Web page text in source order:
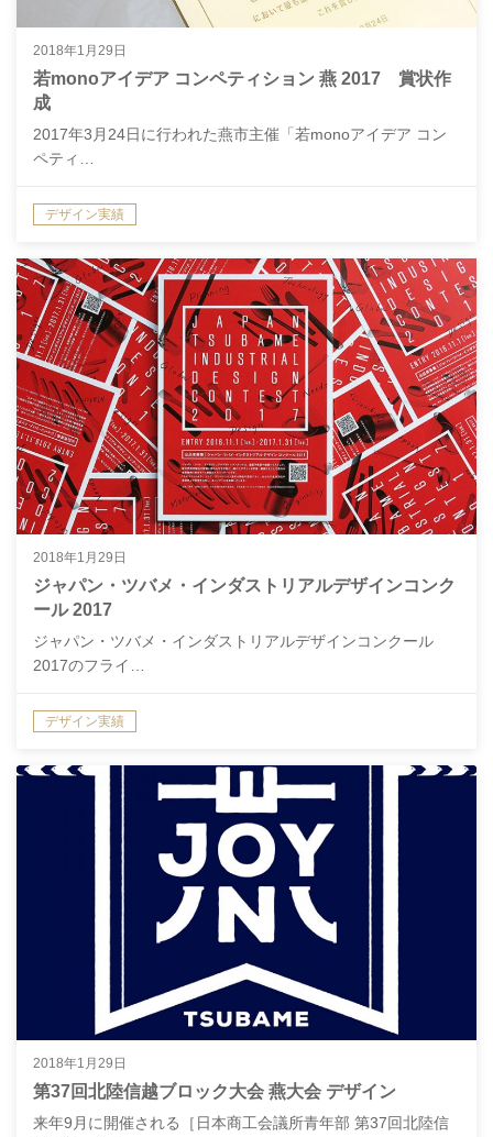
2018年1月29日
若monoアイデア コンペティション 燕 2017 賞状作
成
2017年3月24日に行われた燕市主催「若monoアイデア コン
ペティ…
デザイン実績
2018年1月29日
ジャパン・ツバメ・インダストリアルデザインコンク
ール 2017
ジャパン・ツバメ・インダストリアルデザインコンクール
2017のフライ…
デザイン実績
2018年1月29日
第37回北陸信越ブロック大会 燕大会 デザイン
来年9月に開催される［日本商工会議所青年部 第37回北陸信